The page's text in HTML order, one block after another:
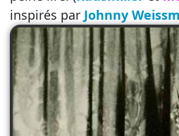
inspirés par Johnny